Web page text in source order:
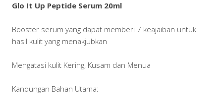
Glo It Up Peptide Serum 20ml
Booster serum yang dapat memberi 7 keajaiban untuk
hasil kulit yang menakjubkan
Mengatasi kulit Kering, Kusam dan Menua
Kandungan Bahan Utama: